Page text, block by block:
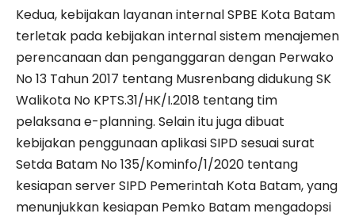
Kedua, kebijakan layanan internal SPBE Kota Batam
terletak pada kebijakan internal sistem menajemen
perencanaan dan penganggaran dengan Perwako
No 13 Tahun 2017 tentang Musrenbang didukung SK
Walikota No KPTS.31/HK/I.2018 tentang tim
pelaksana e-planning. Selain itu juga dibuat
kebijakan penggunaan aplikasi SIPD sesuai surat
Setda Batam No 135/Kominfo/1/2020 tentang
kesiapan server SIPD Pemerintah Kota Batam, yang
menunjukkan kesiapan Pemko Batam mengadopsi